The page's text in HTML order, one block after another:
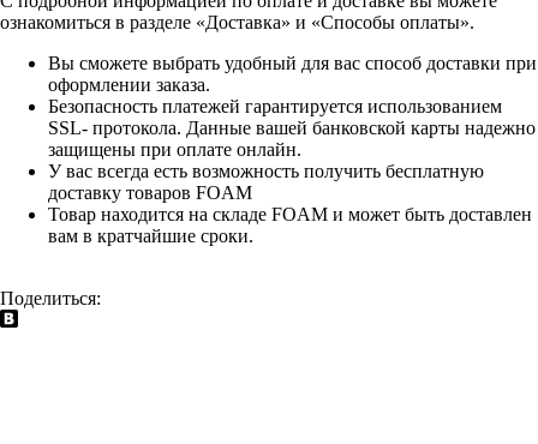
ознакомиться в разделе «Доставка» и «Способы оплаты».
Вы сможете выбрать удобный для вас способ доставки при
оформлении заказа.
Безопасность платежей гарантируется использованием
SSL- протокола. Данные вашей банковской карты надежно
защищены при оплате онлайн.
У вас всегда есть возможность получить бесплатную
доставку товаров FOAM
Товар находится на складе FOAM и может быть доставлен
вам в кратчайшие сроки.
Поделиться: